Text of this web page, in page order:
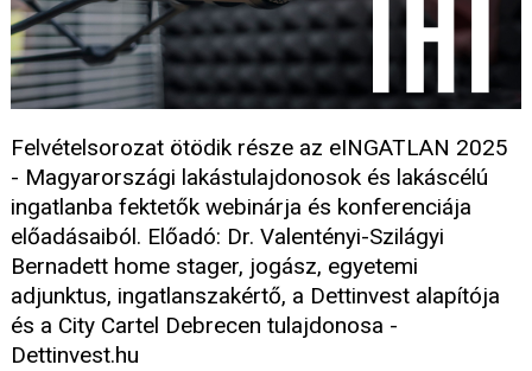
Felvételsorozat ötödik része az eINGATLAN 2025
- Magyarországi lakástulajdonosok és lakáscélú
ingatlanba fektetők webinárja és konferenciája
előadásaiból. Előadó: Dr. Valentényi-Szilágyi
Bernadett home stager, jogász, egyetemi
adjunktus, ingatlanszakértő, a Dettinvest alapítója
és a City Cartel Debrecen tulajdonosa -
Dettinvest.hu